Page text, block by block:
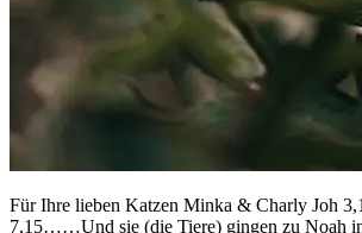
Für Ihre lieben Katzen Minka & Charly Joh
7,15……Und sie (die Tiere) gingen zu Noah